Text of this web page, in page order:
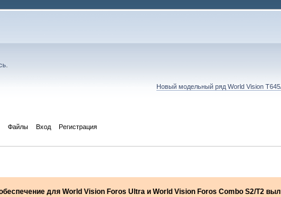
Новый модельный ряд World Vision
Файлы Вход Регистрация
для World Vision Foros Ultra и World Vision Foros Combo S2/T2